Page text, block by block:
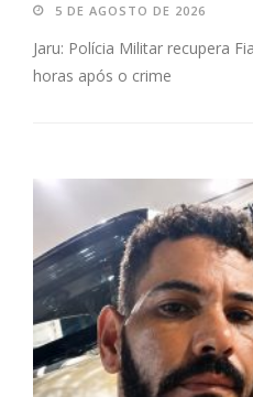
5 DE AGOSTO DE 2026
Jaru: Polícia Militar recupera
horas após o crime